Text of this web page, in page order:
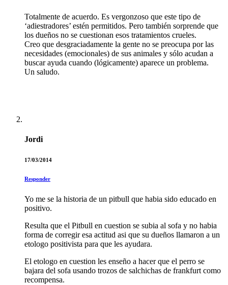
Totalmente de acuerdo. Es vergonzoso que este tipo de
‘adiestradores’ estén permitidos. Pero también sorprende que
los dueños no se cuestionan esos tratamientos crueles.
Creo que desgraciadamente la gente no se preocupa por las
necesidades (emocionales) de sus animales y sólo acudan a
buscar ayuda cuando (lógicamente) aparece un problema.
Un saludo.
Jordi
17/03/2014
Responder
Yo me se la historia de un pitbull que habia sido educado en
positivo.
Resulta que el Pitbull en cuestion se subia al sofa y no habia
forma de corregir esa actitud asi que su dueños llamaron a un
etologo positivista para que les ayudara.
El etologo en cuestion les enseño a hacer que el perro se
bajara del sofa usando trozos de salchichas de frankfurt como
recompensa.